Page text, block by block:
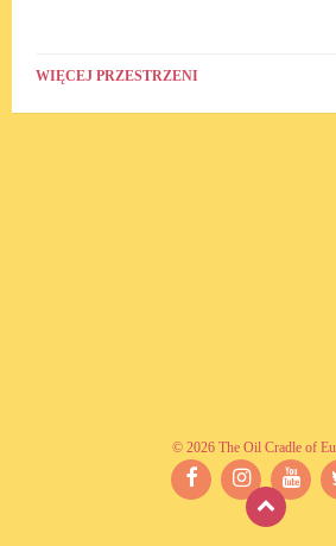
WIĘCEJ PRZESTRZENI
FacebookInstagram
© 2026 The Oil Cradle of